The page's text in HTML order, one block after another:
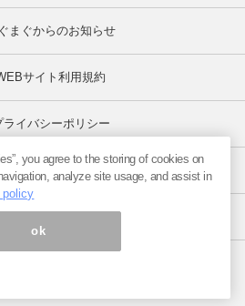
まぐからのお知らせ
サイト利用規約
ライバシーポリシー
特定商取引法
広告掲載はこちら
者に属します。
you agree to the storing of cookies on
analyze site usage, and assist in
policy
ok